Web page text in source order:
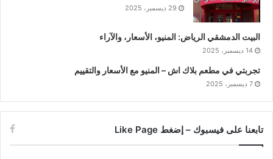
29 ديسمبر، 2025
البيت الدمشقي الرياض: المنيو، الأسعار، والآراء
14 ديسمبر، 2025
تجربتي في مطعم بلاك اش – المنيو مع الأسعار والتقييم
7 ديسمبر، 2025
تابعنا على فيسبوك – إضغط Like Page